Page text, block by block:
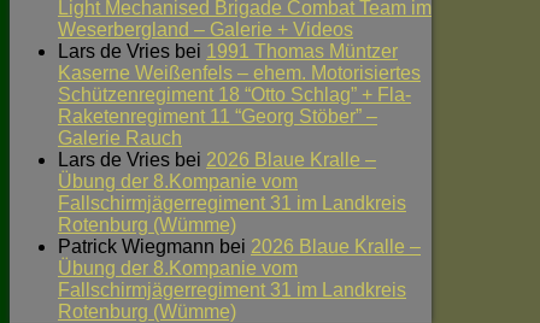
Light Mechanised Brigade Combat Team im
Weserbergland – Galerie + Videos
Lars de Vries bei 1991 Thomas Müntzer
Kaserne Weißenfels – ehem. Motorisiertes
Schützenregiment 18 “Otto Schlag” + Fla-
Raketenregiment 11 “Georg Stöber” –
Galerie Rauch
Lars de Vries bei 2026 Blaue Kralle –
Übung der 8.Kompanie vom
Fallschirmjägerregiment 31 im Landkreis
Rotenburg (Wümme)
Patrick Wiegmann bei 2026 Blaue Kralle –
Übung der 8.Kompanie vom
Fallschirmjägerregiment 31 im Landkreis
Rotenburg (Wümme)